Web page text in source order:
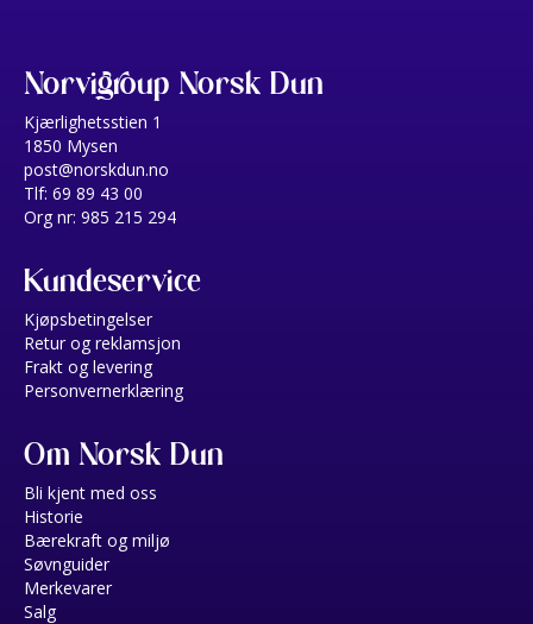
Norvigroup Norsk Dun
Kjærlighetsstien 1
1850 Mysen
post@norskdun.no
Tlf: 69 89 43 00
Org nr: 985 215 294
Kundeservice
Kjøpsbetingelser
Retur og reklamsjon
Frakt og levering
Personvernerklæring
Om Norsk Dun
Bli kjent med oss
Historie
Bærekraft og miljø
Søvnguider
Merkevarer
Salg